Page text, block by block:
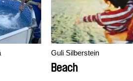
Guli Silberstein
Beach